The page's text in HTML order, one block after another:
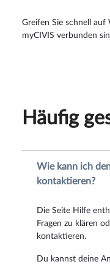
Greifen Sie schnell auf
myCIVIS verbunden
Häufig
Wie kann ich
kontaktieren?
Die Seite Hilfe
Fragen zu klären
kontaktieren.
Du kannst deine